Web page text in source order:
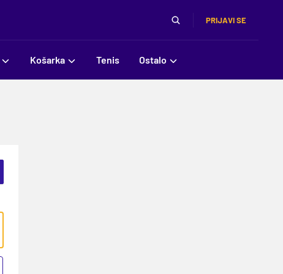
PRIJAVI SE
Košarka Tenis Ostalo